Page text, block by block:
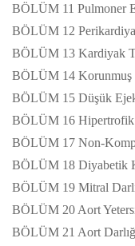
BÖLÜM 11 Pulmoner
BÖLÜM 12
BÖLÜM 13 Kardiyak
BÖLÜM 14 Korunmuş
BÖLÜM 15 Düşük
BÖLÜM 16
BÖLÜM 17 Non-
BÖLÜM 18 Diyabetik
BÖLÜM 19 Mitral
BÖLÜM 20 Aort
BÖLÜM 21 Aort